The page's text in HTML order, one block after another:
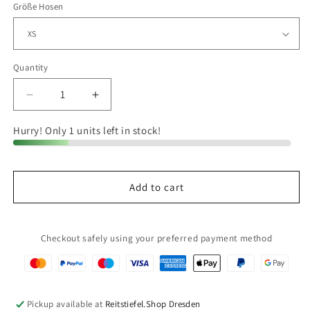
Größe Hosen
Quantity
Quantity
Decrease
quantity
for
Ariat
Full
Tight
Increase
quantity
for
Ariat
Full
Tight
Hurry! Only 1 units left in stock!
Add to cart
Checkout safely using your preferred payment method
Pickup available at Reitstiefel.Shop Dresden